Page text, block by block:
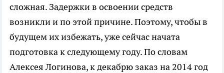
сложная. Задержки в освоении средств
возникли и по этой причине. Поэтому, чтобы в
будущем их избежать, уже сейчас начата
подготовка к следующему году. По словам
Алексея Логинова, к декабрю заказ на 2014 год